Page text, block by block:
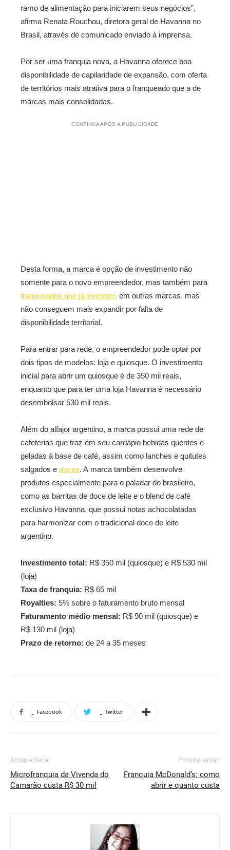
ramo de alimentação para iniciarem seus negócios”,
afirma Renata Rouchou, diretora geral de Havanna no
Brasil, através de comunicado enviado à imprensa.
Por ser uma franquia nova, a Havanna oferece boa
disponibilidade de capilaridade de expansão, com oferta
de territórios mais atrativa para o franqueado que a de
marcas mais consolidadas.
CONTINUA APÓS A PUBLICIDADE
Desta forma, a marca é opção de investimento não
somente para o novo empreendedor, mas também para
franqueados que já investem em outras marcas, mas
não conseguem mais expandir por falta de
disponibilidade territorial.
Para entrar para rede, o empreendedor pode optar por
dois tipos de modelos: loja e quiosque. O investimento
inicial para abrir um quiosque é de 350 mil reais,
enquanto que para ter uma loja Havanna é necessário
desembolsar 530 mil reais.
Além do alfajor argentino, a marca possui uma rede de
cafeterias que traz em seu cardápio bebidas quentes e
geladas à base de café, assim como lanches e quitutes
salgados e doces. A marca também desenvolve
produtos especialmente para o paladar do brasileiro,
como as barritas de doce de leite e o blend de café
exclusivo Havanna, que possui notas achocolatadas
para harmonizar com o tradicional doce de leite
argentino.
Investimento total: R$ 350 mil (quiosque) e R$ 530 mil
(loja)
Taxa de franquia: R$ 65 mil
Royalties: 5% sobre o faturamento bruto mensal
Faturamento médio mensal: R$ 90 mil (quiosque) e
R$ 130 mil (loja)
Prazo de retorno: de 24 a 35 meses
Facebook Twitter
Artigo anterior
Microfranquia da Vivenda do
Camarão custa R$ 30 mil
Próximo artigo
Franquia McDonald’s: como
abrir e quanto custa